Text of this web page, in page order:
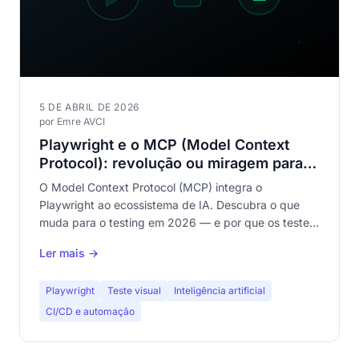
5 DE ABRIL DE 2026
por Emre AVCI
Playwright e o MCP (Model Context
Protocol): revolução ou miragem para o
teste visual?
O Model Context Protocol (MCP) integra o
Playwright ao ecossistema de IA. Descubra o que
muda para o testing em 2026 — e por que os testes
Ler mais →
Playwright Teste visual
Inteligência artificial
CI/CD e automação